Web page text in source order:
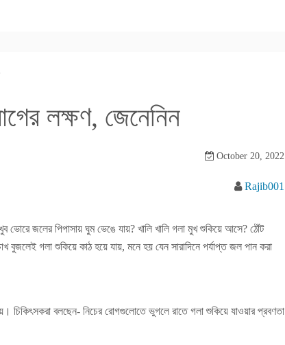
লক্ষণ, জেনেনিন
October 20, 2022
Rajib001
ভোরে জলের পিপাসায় ঘুম ভেঙে যায়? খালি খালি গলা মুখ শুকিয়ে আসে? ঠোঁট
গলা শুকিয়ে কাঠ হয়ে যায়, মনে হয় যেন সারাদিনে পর্যাপ্ত জল পান করা
চিকিৎসকরা বলছেন- নিচের রোগগুলোতে ভুগলে রাতে গলা শুকিয়ে যাওয়ার প্রবণতা